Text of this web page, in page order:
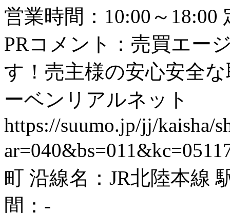
営業時間：10:00～
PRコメント：売買エー
す！売主様の安心安全
ーベンリアルネット
https://suumo.jp/jj/kaisha/
町 沿線名：JR北陸本線
間：-